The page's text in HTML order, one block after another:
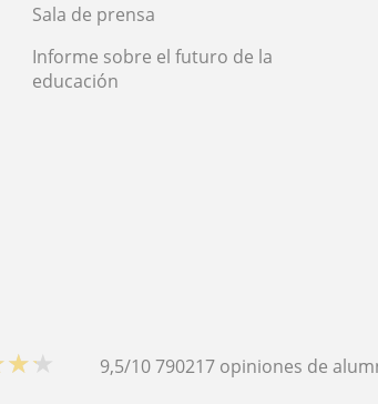
Sala de prensa
Informe sobre el futuro de la
educación
9,5/10790217 opiniones de